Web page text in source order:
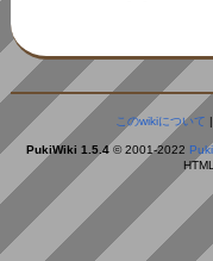
このwikiについて |
PukiWiki 1.5.4 © 2001-2022